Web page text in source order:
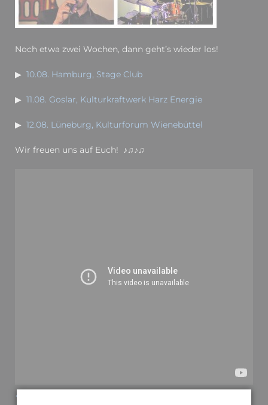
Noch etwa zwei Wochen, dann geht’s wieder los!
▶ 10.08. Hamburg, Stage Club
▶ 11.08. Goslar, Kulturkraftwerk Harz Energie
▶ 12.08. Lüneburg, Kulturforum Wienebüttel
Wir freuen uns auf Euch! ♪♫♪♫